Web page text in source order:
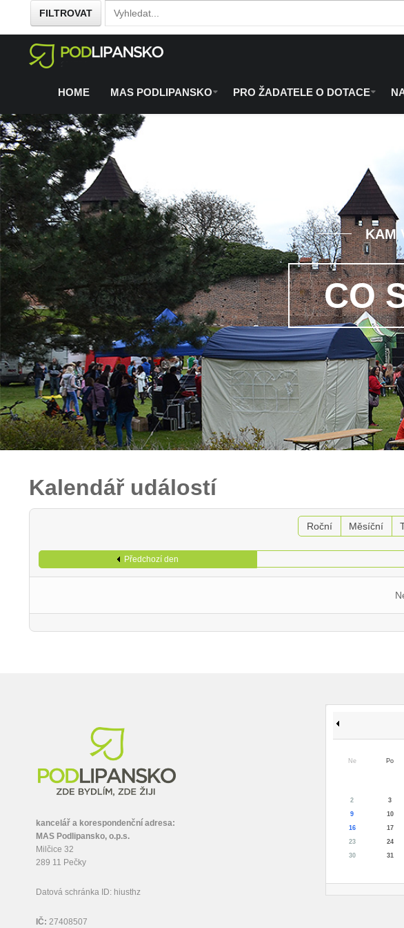
FILTROVAT
HOME MAS PODLIPANSKO PRO ŽADATELE O DOTACE
/ O regionu / Co se chystá
KAM
CO
Kalendář událostí
Roční Měsíční
Předchozí den
kancelář a korespondenční adresa:
MAS Podlipansko, o.p.s.
Milčice 32
289 11 Pečky
Datová schránka ID: hiusthz
IČ: 27408507
Ne Po
2
3
9
10
16
17
23
24
30
31